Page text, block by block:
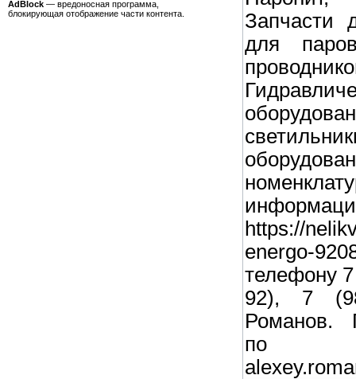
AdBlock — вредоносная программа,
блокирующая отображение части контента.
Запчасти
для
https://
energo-
телефону
92), 7
Романов.
по